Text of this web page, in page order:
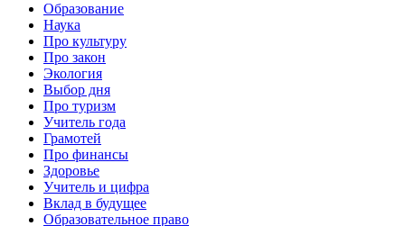
Образование
Наука
Про культуру
Про закон
Экология
Выбор дня
Про туризм
Учитель года
Грамотей
Про финансы
Здоровье
Учитель и цифра
Вклад в будущее
Образовательное право